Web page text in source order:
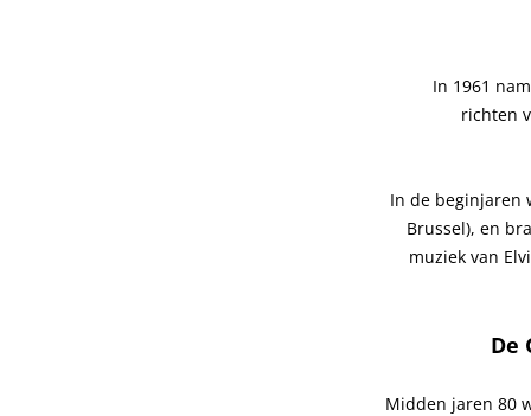
In 1961
richten
In de beginjaren
Brussel), en
muziek van
De
Midden jaren 80